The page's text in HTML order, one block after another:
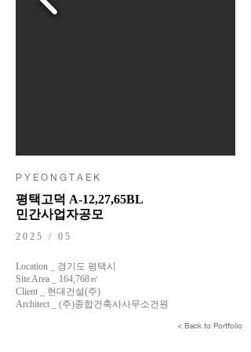
P Y E O N G T A E K
평택고덕 A-12,27,65BL
민간사업자공모
2025 / 05
Location _ 경기도 평택시
Site Area _ 164,768㎡
Client _ 현대건설(주)
Architect _ (주)종합건축사사무소건원
< Back to Portfolio